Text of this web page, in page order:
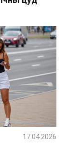
17.04.2026